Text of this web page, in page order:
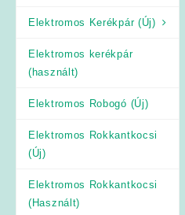
Elektromos Kerékpár (Új)
Elektromos kerékpár
(használt)
Elektromos Robogó (Új)
Elektromos Rokkantkocsi
(Új)
Elektromos Rokkantkocsi
(Használt)